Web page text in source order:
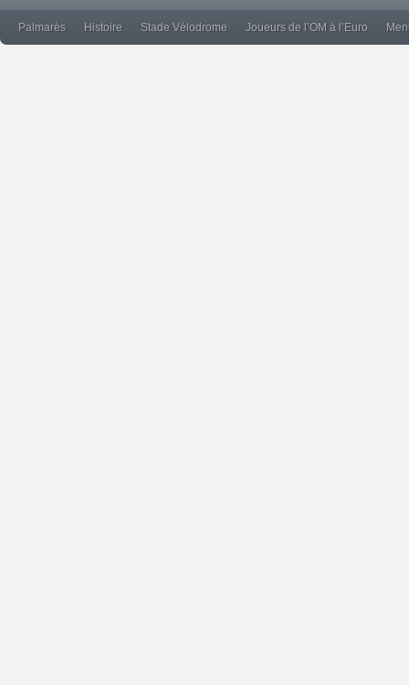
Palmarès Histoire Stade Vélodrome Joueurs de l’OM à l’Euro